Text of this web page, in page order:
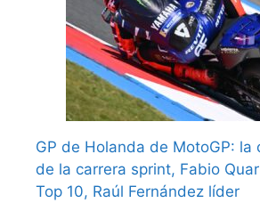
GP de Holanda de MotoGP: la
de la carrera sprint, Fabio
Top 10, Raúl Fernández líder